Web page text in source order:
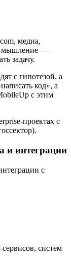
медиа,
мышление —
задачу.
с гипотезой, а
код», а
с этим
проектах с
и интеграции
с
систем